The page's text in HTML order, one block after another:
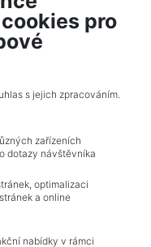
m
pro
s jejich zpracováním.
zařízeních
dotazy návštěvníka
optimalizaci
a online
nabídky v rámci